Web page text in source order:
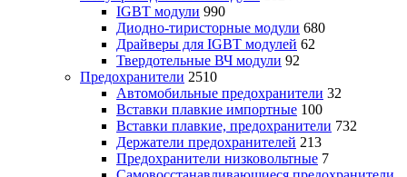
IGBT модули 990
Диодно-тиристорные модули 680
Драйверы для IGBT модулей 62
Твердотельные ВЧ модули 92
Предохранители 2510
Автомобильные предохранители 32
Вставки плавкие импортные 100
Вставки плавкие, предохранители 732
Держатели предохранителей 213
Предохранители низковольтные 7